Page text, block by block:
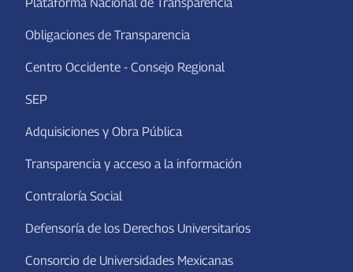
Obligaciones de Transparencia
Centro Occidente - Consejo Regional
SEP
Adquisiciones y Obra Pública
Transparencia y acceso a la información
Contraloría Social
Defensoría de los Derechos Universitarios
Consorcio de Universidades Mexicanas